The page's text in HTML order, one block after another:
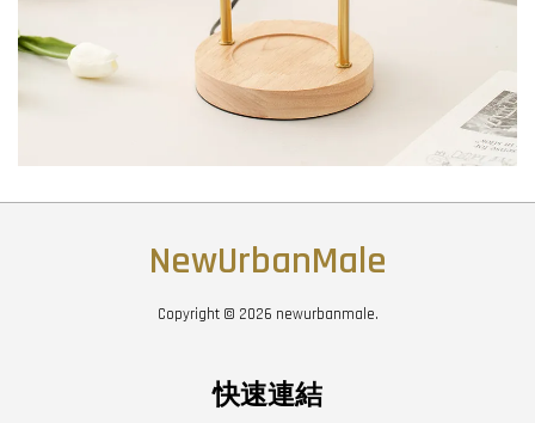
NewUrbanMale
Copyright © 2026 newurbanmale.
快速連結